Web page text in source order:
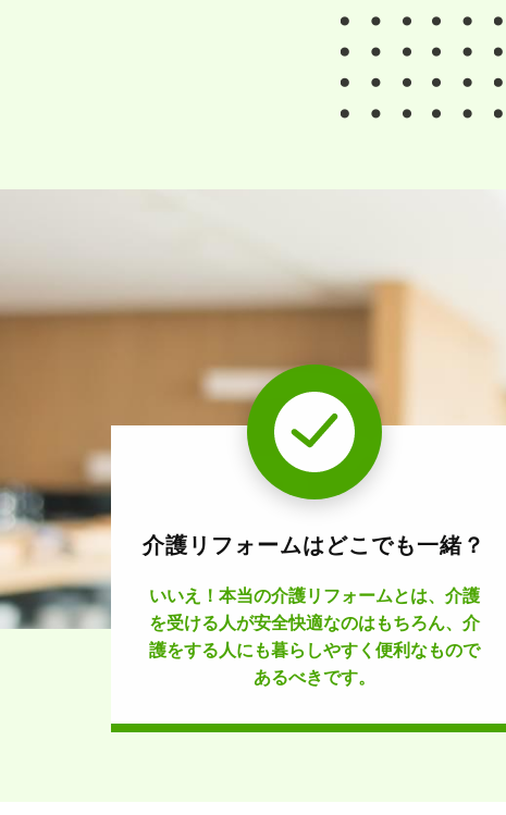
介護リフォームはどこでも一緒？
いいえ！本当の介護リフォームとは、介護
を受ける人が安全快適なのはもちろん、介
護をする人にも暮らしやすく便利なもので
あるべきです。